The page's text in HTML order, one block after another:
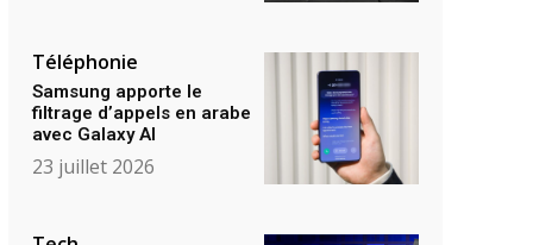
Téléphonie
Samsung apporte le
filtrage d’appels en arabe
avec Galaxy AI
23 juillet 2026